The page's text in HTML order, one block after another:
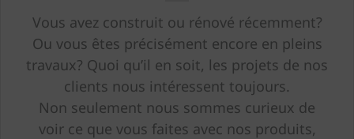
Vous avez construit ou rénové récemment?
Ou vous êtes précisément encore en pleins
travaux? Quoi qu’il en soit, les projets de nos
clients nous intéressent toujours.
Non seulement nous sommes curieux de
voir ce que vous faites avec nos produits,